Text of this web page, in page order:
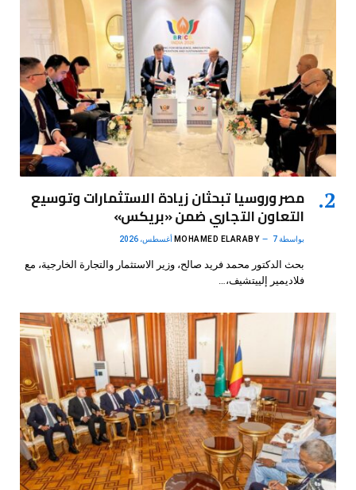
مصر وروسيا تبحثان زيادة الاستثمارات وتوسيع
التعاون التجاري ضمن «بريكس»
بواسطة MOHAMED ELARABY 7 أغسطس، 2026
بحث الدكتور محمد فريد صالح، وزير الاستثمار والتجارة الخارجية، مع
فلاديمير إلييتشيف،…